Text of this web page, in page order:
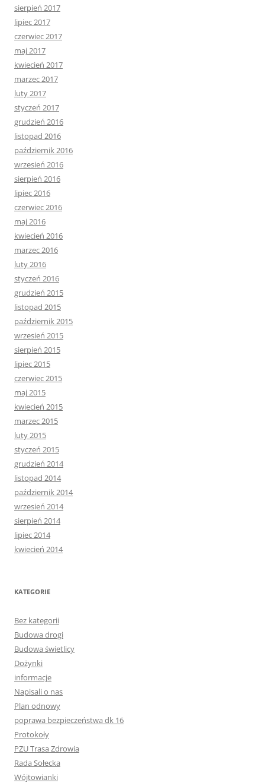
sierpień 2017
lipiec 2017
czerwiec 2017
maj 2017
kwiecień 2017
marzec 2017
luty 2017
styczeń 2017
grudzień 2016
listopad 2016
październik 2016
wrzesień 2016
sierpień 2016
lipiec 2016
czerwiec 2016
maj 2016
kwiecień 2016
marzec 2016
luty 2016
styczeń 2016
grudzień 2015
listopad 2015
październik 2015
wrzesień 2015
sierpień 2015
lipiec 2015
czerwiec 2015
maj 2015
kwiecień 2015
marzec 2015
luty 2015
styczeń 2015
grudzień 2014
listopad 2014
październik 2014
wrzesień 2014
sierpień 2014
lipiec 2014
kwiecień 2014
KATEGORIE
Bez kategorii
Budowa drogi
Budowa świetlicy
Dożynki
informacje
Napisali o nas
Plan odnowy
poprawa bezpieczeństwa dk 16
Protokoły
PZU Trasa Zdrowia
Rada Sołecka
Wójtowianki